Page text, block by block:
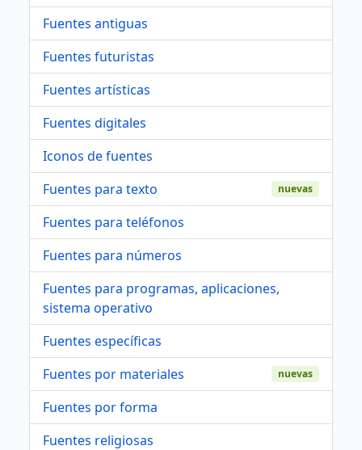
Fuentes antiguas
Fuentes futuristas
Fuentes artísticas
Fuentes digitales
Iconos de fuentes
Fuentes para texto
nuevas
Fuentes para teléfonos
Fuentes para números
Fuentes para programas, aplicaciones,
sistema operativo
Fuentes específicas
Fuentes por materiales
nuevas
Fuentes por forma
Fuentes religiosas